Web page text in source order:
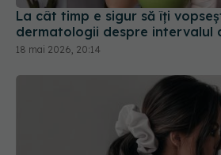
La cât timp e sigur să îți
dermatologii despre intervalul
18 mai 2026, 20:14